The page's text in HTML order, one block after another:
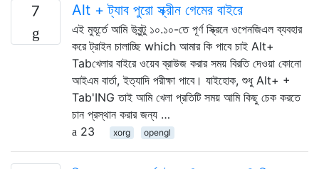
7 Alt + ট্যাব পুরো স্ক্রীন গেমের বাইরে
এই মুহূর্তে আমি উবুন্টু ১০.১০-তে পূর্ণ স্ক্রিনে ওপেনজিএল ব্যবহার
করে ট্রাইন চালাচ্ছি which আমার কি পাবে চাই Alt+
Tabখেলার বাইরে ওয়েব ব্রাউজ করার সময় বিরতি দেওয়া কোনো
আইএম বার্তা, ইত্যাদি পরীক্ষা পাবে। যাইহোক, শুধু Alt+ +
Tab'ING তাই আমি খেলা প্রতিটি সময় আমি কিছু চেক করতে
চান প্রস্থান করার জন্য …
23
xorg opengl